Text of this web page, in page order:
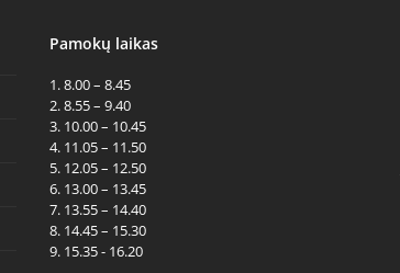
Pamokų laikas
1. 8.00 – 8.45
2. 8.55 – 9.40
3. 10.00 – 10.45
4. 11.05 – 11.50
5. 12.05 – 12.50
6. 13.00 – 13.45
7. 13.55 – 14.40
8. 14.45 – 15.30
9. 15.35 - 16.20